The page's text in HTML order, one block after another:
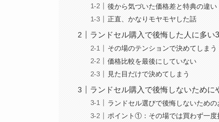
後から気づいた価格差と特典の違い
正直、かなりモヤモヤした話
ランドセル購入で後悔した人に多い
その場のテンションで決めてしまう
価格比較を最後にしていない
見た目だけで決めてしまう
ランドセル購入で後悔しないために
ランドセル選びで後悔しないため
ポイント①：その場では買わず一度